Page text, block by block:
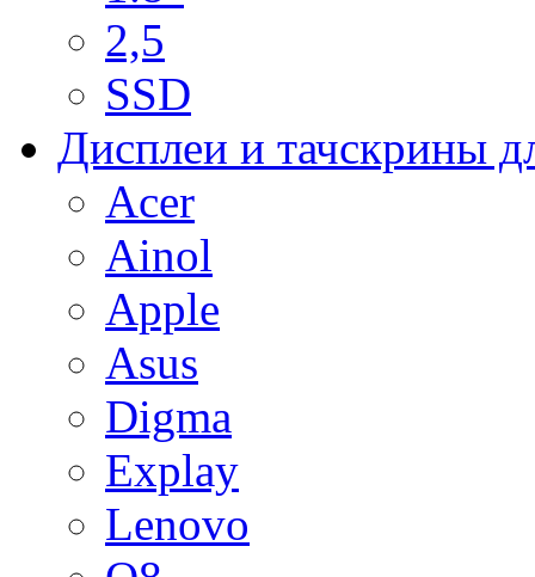
2,5
SSD
Дисплеи и тачскрины
Acer
Ainol
Apple
Asus
Digma
Explay
Lenovo